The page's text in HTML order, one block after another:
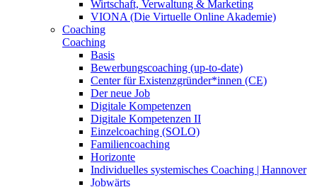
Wirtschaft, Verwaltung & Marketing
VIONA (Die Virtuelle Online Akademie)
Coaching
Coaching
Basis
Bewerbungscoaching (up-to-date)
Center für Existenzgründer*innen (CE)
Der neue Job
Digitale Kompetenzen
Digitale Kompetenzen II
Einzelcoaching (SOLO)
Familiencoaching
Horizonte
Individuelles systemisches Coaching | Hannover
Jobwärts